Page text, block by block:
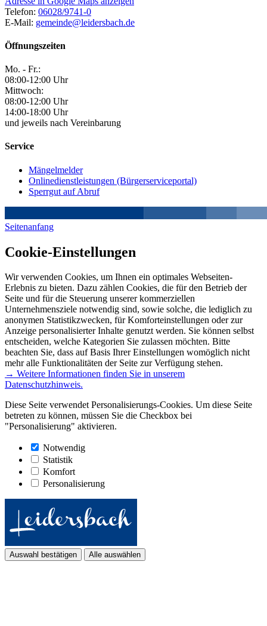
Telefon: 06028/9741-0
E-Mail: gemeinde@leidersbach.de
Öffnungszeiten
Mo. - Fr.:
08:00-12:00 Uhr
Mittwoch:
08:00-12:00 Uhr
14:00-18:00 Uhr
und jeweils nach Vereinbarung
Service
Mängelmelder
Onlinedienstleistungen (Bürgerserviceportal)
Sperrgut auf Abruf
Seitenanfang
Cookie-Einstellungen
Wir verwenden Cookies, um Ihnen ein optimales Webseiten-
Erlebnis zu bieten. Dazu zählen Cookies, die für den Betrieb der
Seite und für die Steuerung unserer kommerziellen
Unternehmensziele notwendig sind, sowie solche, die lediglich zu
anonymen Statistikzwecken, für Komforteinstellungen oder zur
Anzeige personalisierter Inhalte genutzt werden. Sie können selbst
entscheiden, welche Kategorien Sie zulassen möchten. Bitte
beachten Sie, dass auf Basis Ihrer Einstellungen womöglich nicht
mehr alle Funktionalitäten der Seite zur Verfügung stehen.
→ Weitere Informationen finden Sie in unserem
Datenschutzhinweis.
Diese Seite verwendet Personalisierungs-Cookies. Um diese Seite
betreten zu können, müssen Sie die Checkbox bei
"Personalisierung" aktivieren.
Notwendig
Statistik
Komfort
Personalisierung
Auswahl bestätigen Alle auswählen